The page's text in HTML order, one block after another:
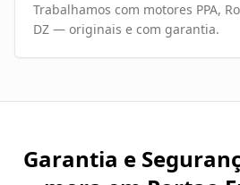
Trabalhamos com motores PPA,
DZ — originais e com garantia.
Garantia e